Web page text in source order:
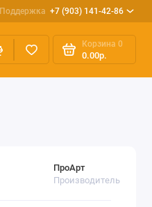
Поддержка +7 (903) 141-42-86
Корзина 0
0.00р.
ПроАрт
Производитель